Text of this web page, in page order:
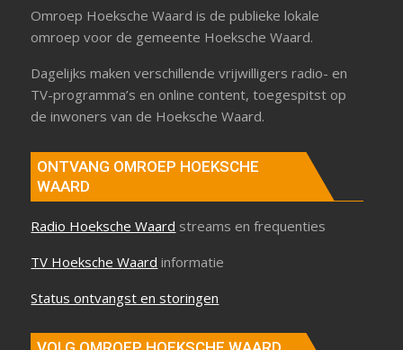
Omroep Hoeksche Waard is de publieke lokale
omroep voor de gemeente Hoeksche Waard.
Dagelijks maken verschillende vrijwilligers radio- en
TV-programma’s en online content, toegespitst op
de inwoners van de Hoeksche Waard.
ONTVANG OMROEP HOEKSCHE
WAARD
Radio Hoeksche Waard streams en frequenties
TV Hoeksche Waard informatie
Status ontvangst en storingen